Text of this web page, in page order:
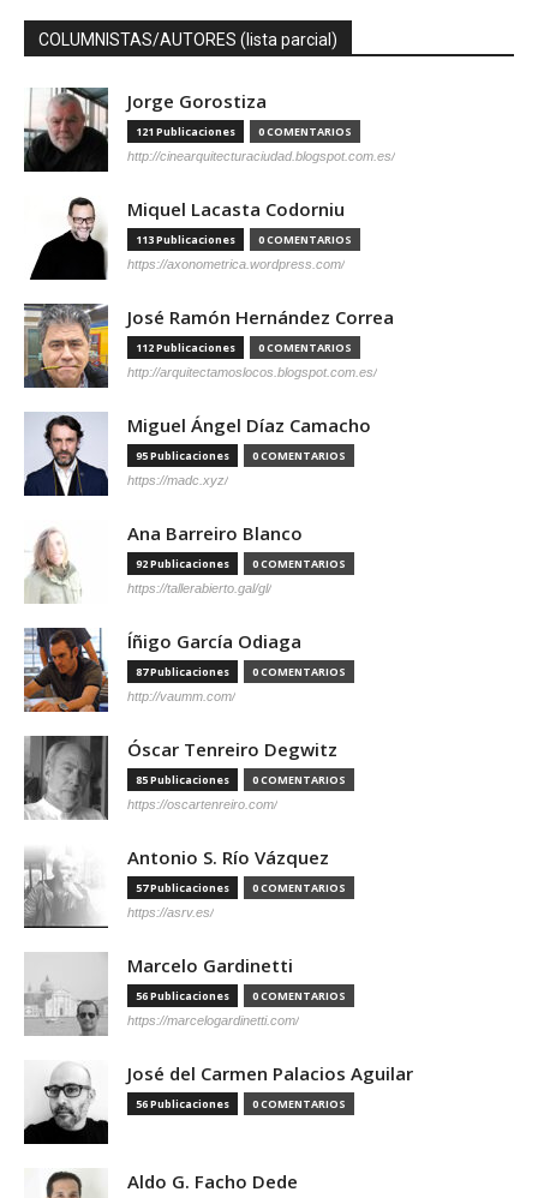
COLUMNISTAS/AUTORES (lista parcial)
Jorge Gorostiza
121 Publicaciones 0 COMENTARIOS
http://cinearquitecturaciudad.blogspot.com.es/
Miquel Lacasta Codorniu
113 Publicaciones 0 COMENTARIOS
https://axonometrica.wordpress.com/
José Ramón Hernández Correa
112 Publicaciones 0 COMENTARIOS
http://arquitectamoslocos.blogspot.com.es/
Miguel Ángel Díaz Camacho
95 Publicaciones 0 COMENTARIOS
https://madc.xyz/
Ana Barreiro Blanco
92 Publicaciones 0 COMENTARIOS
https://tallerabierto.gal/gl/
Íñigo García Odiaga
87 Publicaciones 0 COMENTARIOS
http://vaumm.com/
Óscar Tenreiro Degwitz
85 Publicaciones 0 COMENTARIOS
https://oscartenreiro.com/
Antonio S. Río Vázquez
57 Publicaciones 0 COMENTARIOS
https://asrv.es/
Marcelo Gardinetti
56 Publicaciones 0 COMENTARIOS
https://marcelogardinetti.com/
José del Carmen Palacios Aguilar
56 Publicaciones 0 COMENTARIOS
Aldo G. Facho Dede